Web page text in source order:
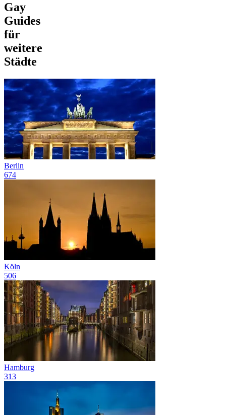
Gay
Guides
für
weitere
Städte
Berlin
674
Köln
506
Hamburg
313